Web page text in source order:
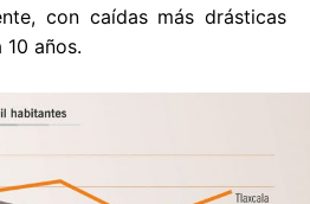
con caídas más drásticas
años.